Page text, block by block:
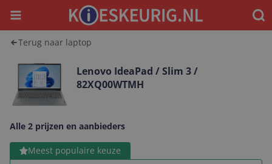
Menu
Terug naar laptop
Lenovo IdeaPad / Slim 3 /
82XQ00WTMH
Alle 2 prijzen en aanbieders
Meest populaire keuze
Bekijk product